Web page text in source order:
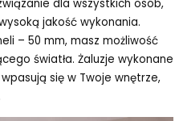
dla wszystkich osób,
jakość wykonania.
– 50 mm, masz możliwość
światła. Żaluzje wykonane
się w Twoje wnętrze,